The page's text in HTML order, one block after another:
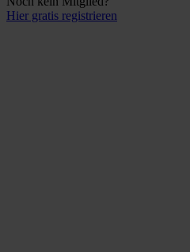
Hier gratis registrieren